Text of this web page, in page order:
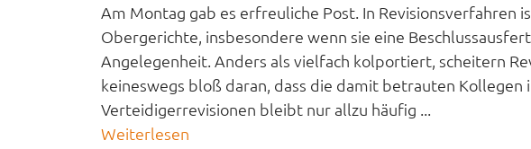
Am Montag gab es erfreuliche Post. In Revisionsverfahren
Obergerichte, insbesondere wenn sie eine
Angelegenheit. Anders als vielfach kolportiert, scheitern
keineswegs bloß daran, dass die damit betrauten
Verteidigerrevisionen bleibt nur allzu häufig ...
Weiterlesen